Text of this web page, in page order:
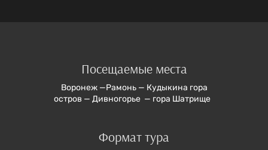
Посещаемые места
Воронеж —Рамонь — Кудыкина гора
остров — Дивногорье — гора Шатрище
Формат тура